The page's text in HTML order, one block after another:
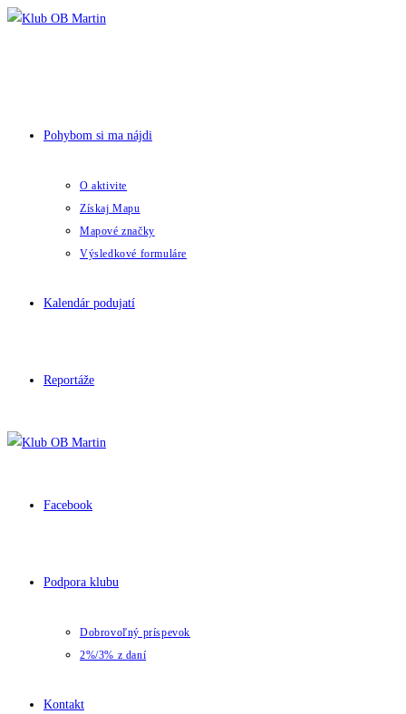
Skip
Pohybom si ma nájdi
O aktivite
Získaj Mapu
Mapové značky
Výsledkové formuláre
Kalendár podujatí
Reportáže
Facebook
Podpora klubu
Dobrovoľný príspevok
2%/3% z daní
Kontakt